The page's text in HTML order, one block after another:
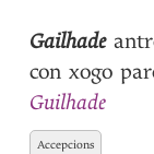
galguilinho
galhardia
galinha
galion
Gailhade
con xogo
Guilhade
Accepcions